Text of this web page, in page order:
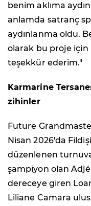
benim aklıma
anlamda satranç
aydınlanma oldu.
olarak bu proje için
teşekkür ederim."
Karmarine
zihinler
Future
Nisan 2026'da
düzenlenen
şampiyon olan
dereceye giren
Liliane Camara